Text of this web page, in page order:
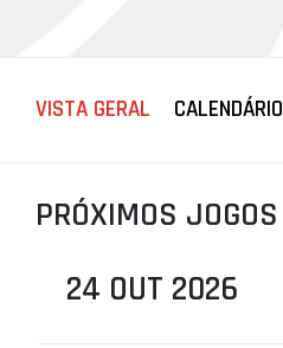
LIGA BETCLIC FEMININA
VISTA GERAL CALENDÁRIO
PRÓXIMOS JOGOS
24 OUT 2026